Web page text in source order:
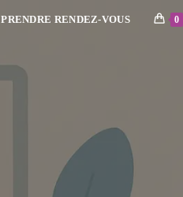
PRENDRE RENDEZ-VOUS 0